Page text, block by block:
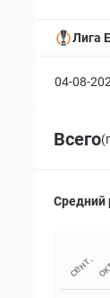
Лига
04-08-
Всего
Средний